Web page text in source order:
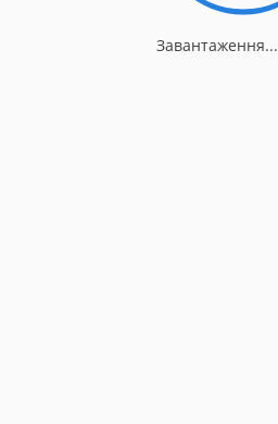
Завантаження...